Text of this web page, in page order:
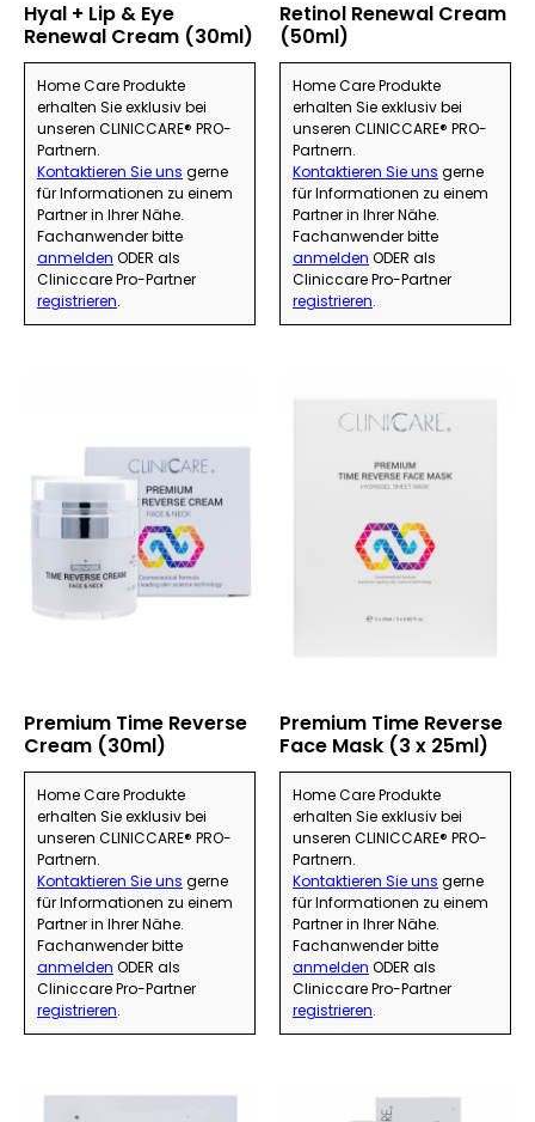
Hyal + Lip & Eye
Renewal Cream (30ml)
Home Care Produkte
erhalten Sie exklusiv bei
unseren CLINICCARE® PRO-
Partnern.
Kontaktieren Sie uns gerne
für Informationen zu einem
Partner in Ihrer Nähe.
Fachanwender bitte
anmelden ODER als
Cliniccare Pro-Partner
registrieren.
Retinol Renewal Cream
(50ml)
Home Care Produkte
erhalten Sie exklusiv bei
unseren CLINICCARE® PRO-
Partnern.
Kontaktieren Sie uns gerne
für Informationen zu einem
Partner in Ihrer Nähe.
Fachanwender bitte
anmelden ODER als
Cliniccare Pro-Partner
registrieren.
Premium Time Reverse
Cream (30ml)
Home Care Produkte
erhalten Sie exklusiv bei
unseren CLINICCARE® PRO-
Partnern.
Kontaktieren Sie uns gerne
für Informationen zu einem
Partner in Ihrer Nähe.
Fachanwender bitte
anmelden ODER als
Cliniccare Pro-Partner
registrieren.
Premium Time Reverse
Face Mask (3 x 25ml)
Home Care Produkte
erhalten Sie exklusiv bei
unseren CLINICCARE® PRO-
Partnern.
Kontaktieren Sie uns gerne
für Informationen zu einem
Partner in Ihrer Nähe.
Fachanwender bitte
anmelden ODER als
Cliniccare Pro-Partner
registrieren.